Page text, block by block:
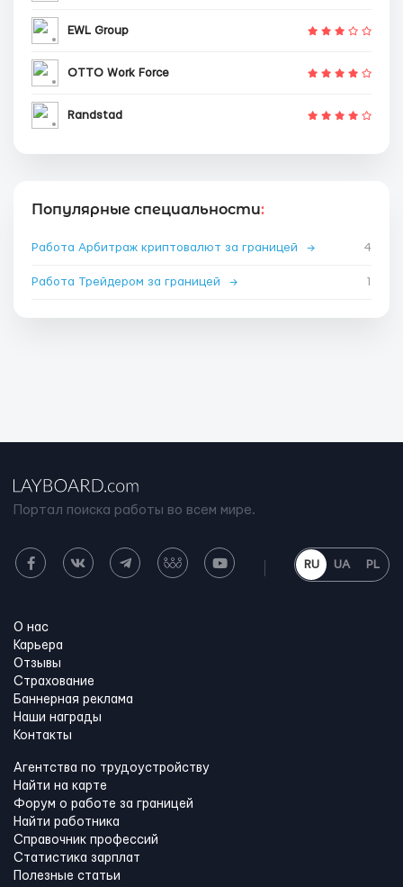
EWL Group
OTTO Work Force
Randstad
Популярные специальности:
Работа Арбитраж криптовалют за границей → 4
Работа Трейдером за границей → 1
Портал поиска работы во всем мире.
RU UA PL
О нас
Карьера
Отзывы
Страхование
Баннерная реклама
Наши награды
Контакты
Агентства по трудоустройству
Найти на карте
Форум о работе за границей
Найти работника
Справочник профессий
Статистика зарплат
Полезные статьи